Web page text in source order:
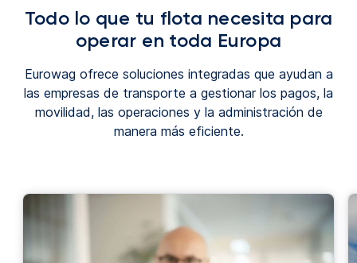
Todo lo que tu flota necesita para
operar en toda Europa
Eurowag ofrece soluciones integradas que ayudan a
las empresas de transporte a gestionar los pagos, la
movilidad, las operaciones y la administración de
manera más eficiente.